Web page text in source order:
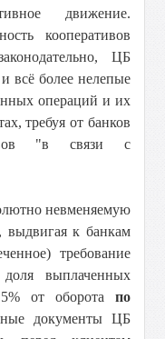
движение.
кооперативов
ЦБ
всё более нелепые
операций и их
требуя от банков
"в связи с
невменяемую
выдвигая к банкам
требование
выплаченных
от оборота по
документы ЦБ